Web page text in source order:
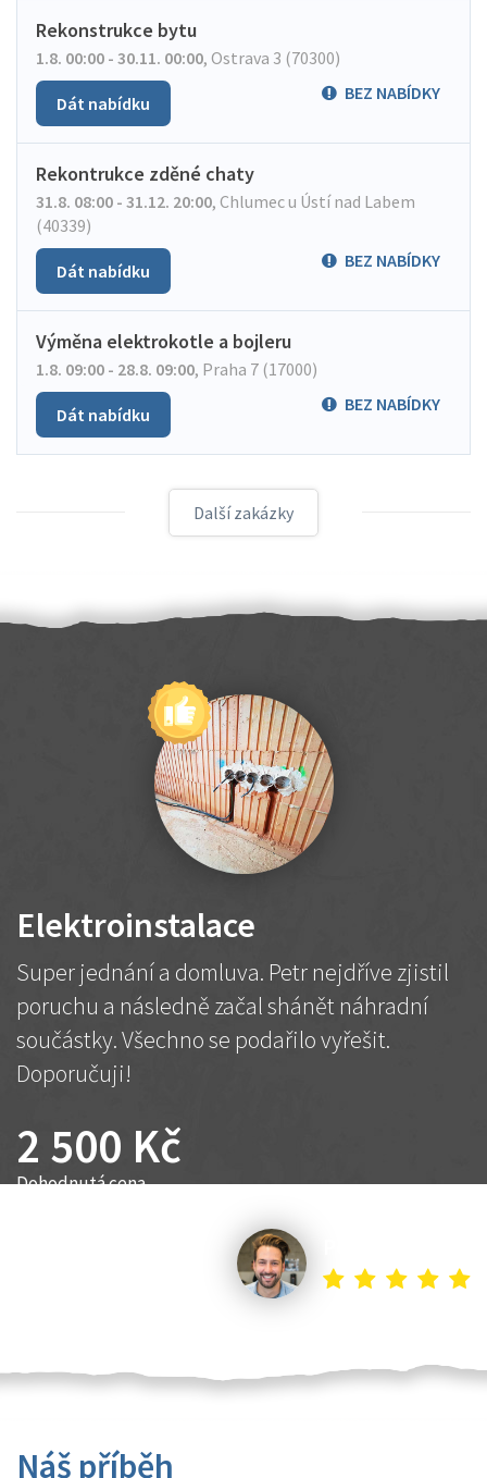
Rekonstrukce bytu
1.8. 00:00 - 30.11. 00:00, Ostrava 3 (70300)
BEZ NABÍDKY
Dát nabídku
Rekontrukce zděné chaty
31.8. 08:00 - 31.12. 20:00, Chlumec u Ústí nad Labem
(40339)
BEZ NABÍDKY
Dát nabídku
Výměna elektrokotle a bojleru
1.8. 09:00 - 28.8. 09:00, Praha 7 (17000)
BEZ NABÍDKY
Dát nabídku
Další zakázky
Elektroinstalace
Super jednání a domluva. Petr nejdříve zjistil
poruchu a následně začal shánět náhradní
součástky. Všechno se podařilo vyřešit.
Doporučuji!
2 500 Kč
Dohodnutá cena
Náš příběh